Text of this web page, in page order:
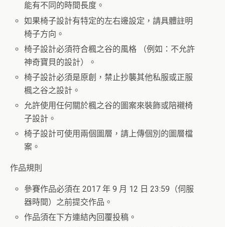
能有不同的時間長度。
如果椅子設計有特定的左右邊設定，請具體註明
椅子方向。
椅子設計必須符合楓之谷的風格 （例如：不允許
神奇寶貝的設計）。
椅子設計必須是原創，禁止抄襲其他私服或正服
楓之谷之設計。
允許使用任何關於楓之谷的圖案來裝飾或陪襯椅
子設計。
椅子設計可使用兩個圖層，請上傳個別的圖層檔
案。
作品規則
參賽作品必須在 2017 年 9 月 12 日 23:59（伺服
器時間）之前提交作品。
作品須在下方連結內回覆投稿。